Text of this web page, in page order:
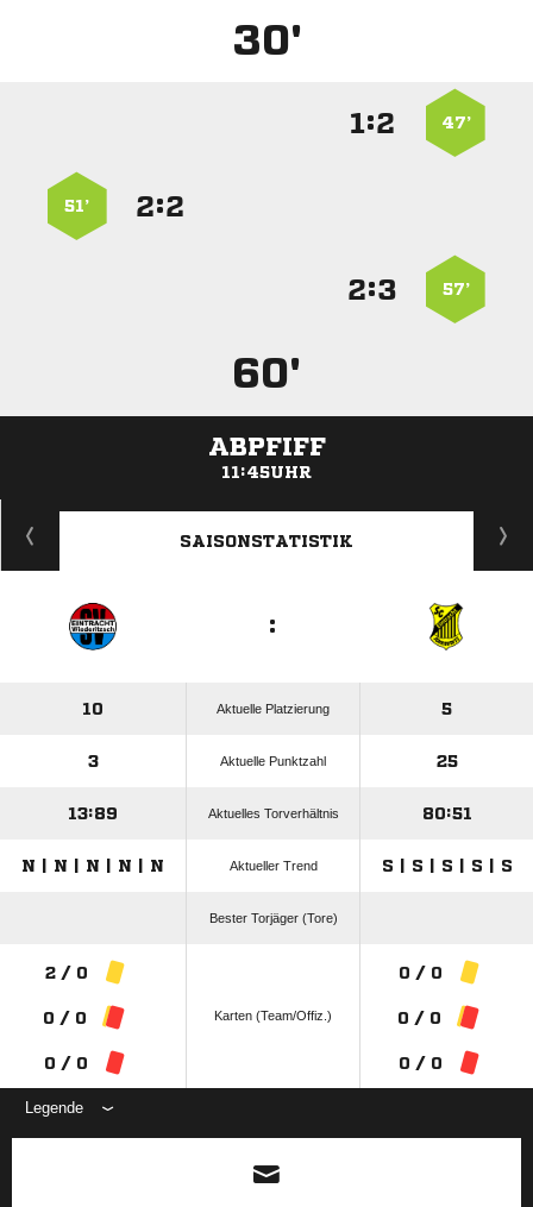
30'
47’
:
:
51’
57’
:
60'
ABPFIFF
11:45UHR
ANZEIGE
SAISONSTATISTIK
:
10 Aktuelle Platzierung 5
3 Aktuelle Punktzahl 25
13:89 Aktuelles Torverhältnis 80:51
N | N | N | N | N Aktueller Trend S | S | S | S | S
Bester Torjäger (Tore)
2 / 0
0 / 0
0 / 0
Karten (Team/Offiz.)
0 / 0
0 / 0
0 / 0
Legende
ANZEIGE